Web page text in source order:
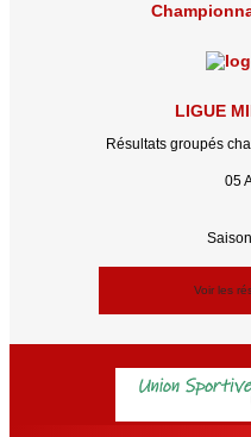
LIGUE
Résultats groupés
05
Voir les